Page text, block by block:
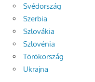
Svédország
Szerbia
Szlovákia
Szlovénia
Törökország
Ukrajna